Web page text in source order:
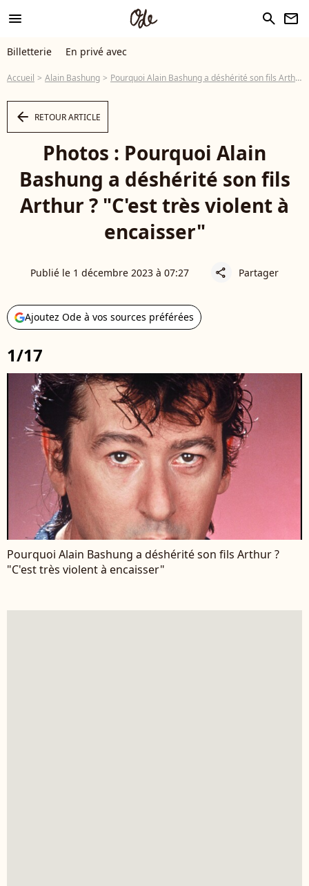
menu search newsletter
Billetterie En privé avec
Accueil Alain Bashung Pourquoi Alain Bashung a déshérité son fils Arthur ? "C'est très violent à encaisser"
arrow_left RETOUR ARTICLE
Photos : Pourquoi Alain
Bashung a déshérité son fils
Arthur ? "C'est très violent à
encaisser"
Publié le 1 décembre 2023 à 07:27 share Partager
Ajoutez Ode à vos sources préférées
1/17
Pourquoi Alain Bashung a déshérité son fils Arthur ?
"C'est très violent à encaisser"